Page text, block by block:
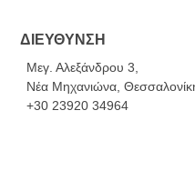
ΔΙΕΥΘΥΝΣΗ
Μεγ. Αλεξάνδρου 3,
Νέα Μηχανιώνα,
+30 23920 34964